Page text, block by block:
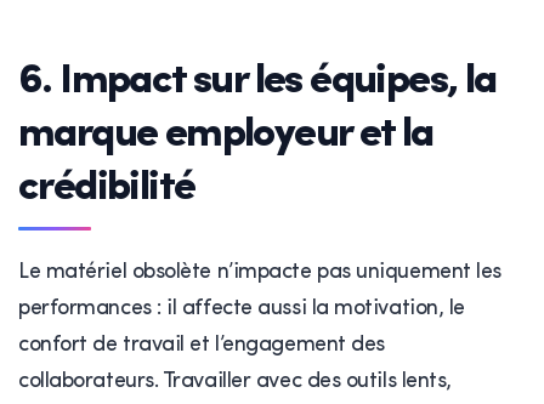
6. Impact sur les équipes, la
marque employeur et la
crédibilité
Le matériel obsolète n’impacte pas uniquement les
performances : il affecte aussi la motivation, le
confort de travail et l’engagement des
collaborateurs. Travailler avec des outils lents,